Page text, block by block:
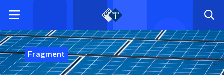
Fragment